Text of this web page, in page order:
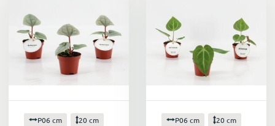
rebords de fenêtre, les bureaux, les étagères et
même les terrariums.
Pourquoi choisir des micro-plantes vertes
d'intérieur ?
Les micro-plantes vertes d'intérieur présentent
idéal pour les particuliers et les entreprises :
P06 cm 20 cm P06 cm 20 cm